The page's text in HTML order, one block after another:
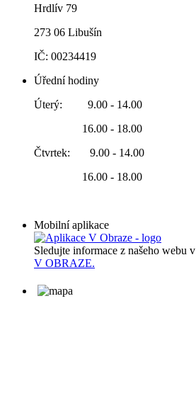
Hrdlív 79
273 06 Libušín
IČ: 00234419
Úřední hodiny
Úterý: 9.00 - 14.00
16.00 - 18.00
Čtvrtek: 9.00 - 14.00
16.00 - 18.00
Mobilní aplikace
Sledujte informace z našeho webu v
V OBRAZE.